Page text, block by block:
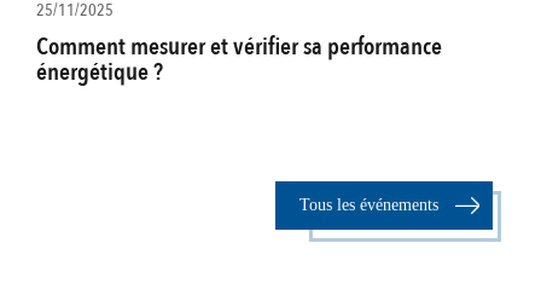
25/11/2025
Comment mesurer et vérifier sa performance
énergétique ?
Tous les événements